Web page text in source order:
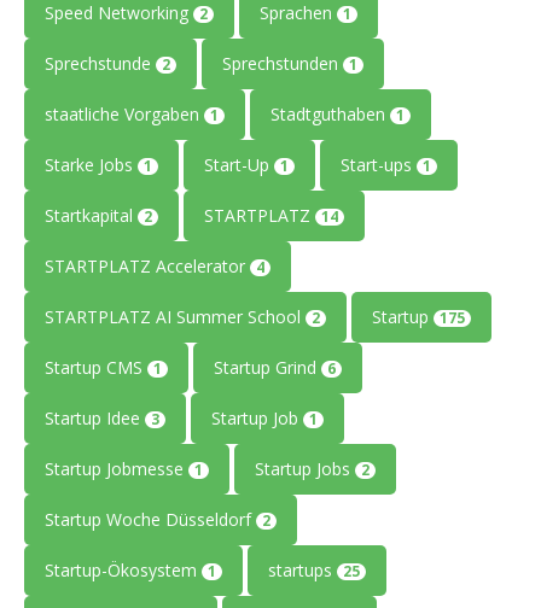
Speed Networking 2 Sprachen 1
Sprechstunde 2 Sprechstunden 1
staatliche Vorgaben 1 Stadtguthaben 1
Starke Jobs 1 Start-Up 1 Start-ups 1
Startkapital 2 STARTPLATZ 14
STARTPLATZ Accelerator 4
STARTPLATZ AI Summer School 2 Startup 175
Startup CMS 1 Startup Grind 6
Startup Idee 3 Startup Job 1
Startup Jobmesse 1 Startup Jobs 2
Startup Woche Düsseldorf 2
Startup-Ökosystem 1 startups 25